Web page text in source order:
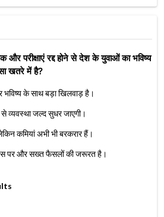
और परीक्षाएं रद्द होने से देश के युवाओं का भविष्य
खतरे में है?
के साथ बड़ा खिलवाड़ है।
व्यवस्था जल्द सुधर जाएगी।
कमियां अभी भी बरकरार हैं।
पर और सख्त फैसलों की जरूरत है।